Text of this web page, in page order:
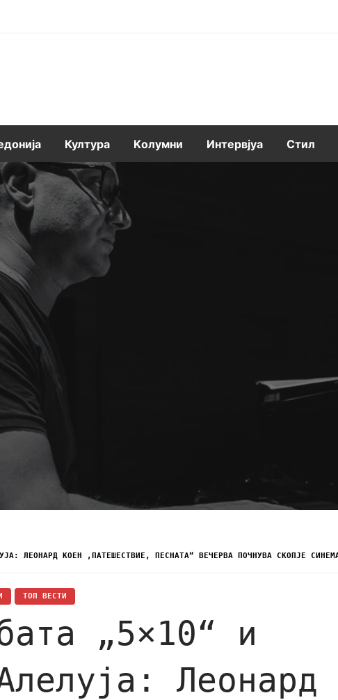
Култура Kолумни Интервјуа Стил
ЛЕОНАРД КОЕН ,ПАТЕШЕСТВИЕ, ПЕСНАТА“ ВЕЧЕРВА ПОЧНУВА СКОПЈЕ
ТОП ВЕСТИ
„5×10“ и
Леонард